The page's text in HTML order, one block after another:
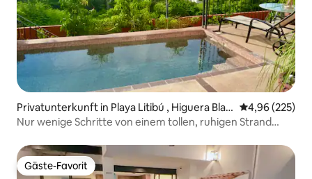
Privatunterkunft in Playa Litibú , Higuera Blan
ca, Punta Mita
4,96 (225)
Nur wenige Schritte von einem tollen, ruhigen Strand
Gäste-Favorit
Gäste-Favorit